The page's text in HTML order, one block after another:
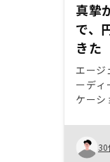
真摯
で、
きた
エージ
ーディ
ケーシ
いく
ござい
30